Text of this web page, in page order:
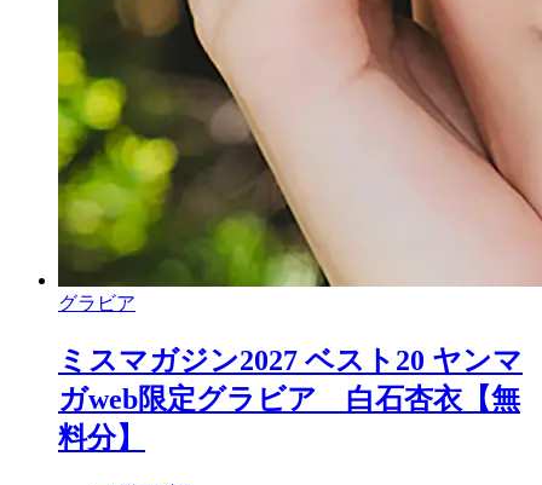
グラビア
ミスマガジン2027 ベスト20 ヤンマ
ガweb限定グラビア 白石杏衣【無
料分】